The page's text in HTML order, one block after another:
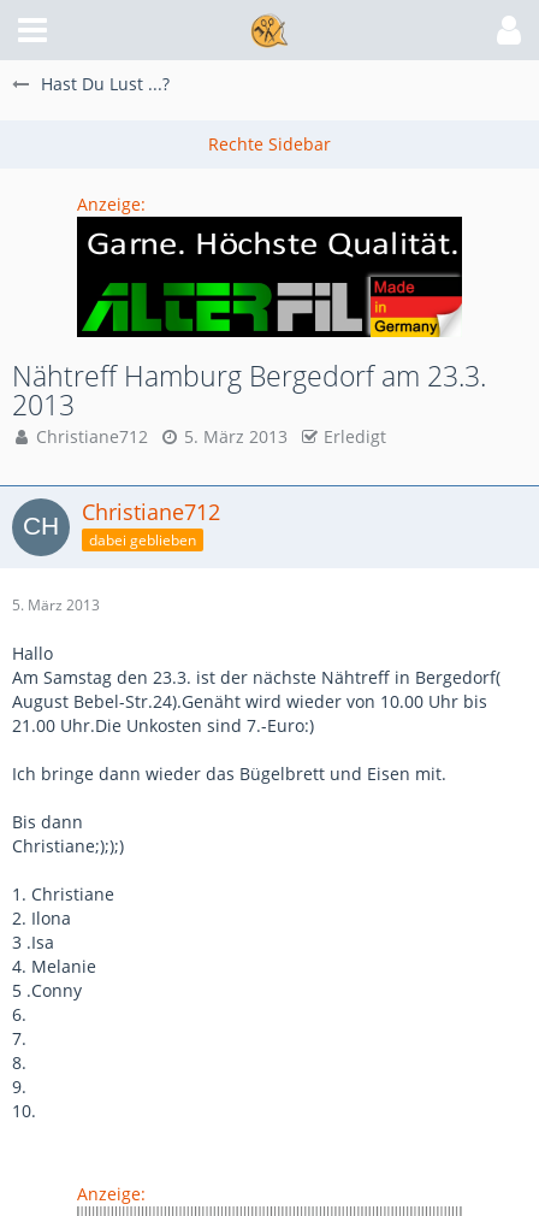
Hast Du Lust ...?
Anzeige:
Nähtreff Hamburg Bergedorf am 23.3.
2013
Christiane712 5. März 2013 Erledigt
Christiane712
dabei geblieben
5. März 2013
Hallo
Am Samstag den 23.3. ist der nächste Nähtreff in Bergedorf(
August Bebel-Str.24).Genäht wird wieder von 10.00 Uhr bis
21.00 Uhr.Die Unkosten sind 7.-Euro:)
Ich bringe dann wieder das Bügelbrett und Eisen mit.
Bis dann
Christiane;););)
1. Christiane
2. Ilona
3 .Isa
4. Melanie
5 .Conny
6.
7.
8.
9.
10.
Anzeige: